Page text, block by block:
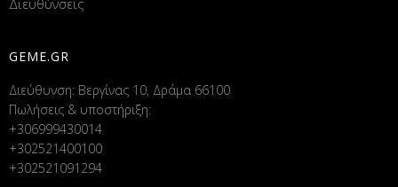
Διευθύνσεις
GEME.GR
Διεύθυνση: Βεργίνας 10, Δράμα 66100
Πωλήσεις & υποστήριξη:
+306999430014
+302521400100
+302521091294